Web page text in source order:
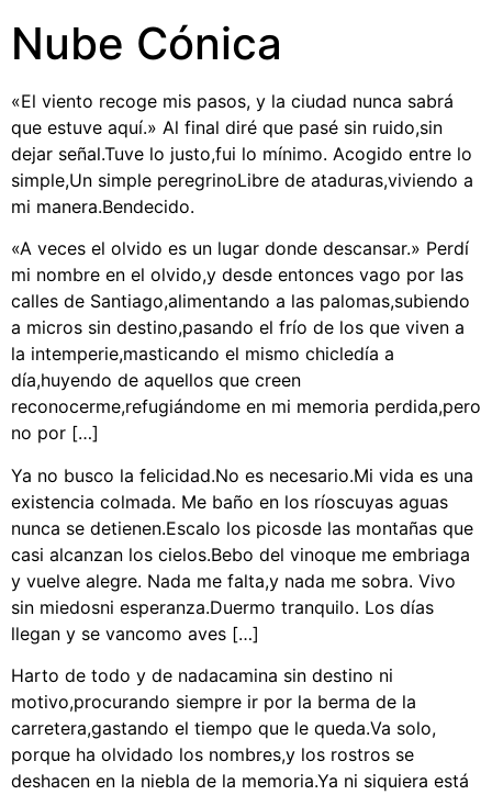
Nube Cónica
«El viento recoge mis pasos, y la ciudad nunca sabrá
que estuve aquí.» Al final diré que pasé sin ruido,sin
dejar señal.Tuve lo justo,fui lo mínimo. Acogido entre lo
simple,Un simple peregrinoLibre de ataduras,viviendo a
mi manera.Bendecido.
«A veces el olvido es un lugar donde descansar.» Perdí
mi nombre en el olvido,y desde entonces vago por las
calles de Santiago,alimentando a las palomas,subiendo
a micros sin destino,pasando el frío de los que viven a
la intemperie,masticando el mismo chicledía a
día,huyendo de aquellos que creen
reconocerme,refugiándome en mi memoria perdida,pero
no por […]
Ya no busco la felicidad.No es necesario.Mi vida es una
existencia colmada. Me baño en los ríoscuyas aguas
nunca se detienen.Escalo los picosde las montañas que
casi alcanzan los cielos.Bebo del vinoque me embriaga
y vuelve alegre. Nada me falta,y nada me sobra. Vivo
sin miedosni esperanza.Duermo tranquilo. Los días
llegan y se vancomo aves […]
Harto de todo y de nadacamina sin destino ni
motivo,procurando siempre ir por la berma de la
carretera,gastando el tiempo que le queda.Va solo,
porque ha olvidado los nombres,y los rostros se
deshacen en la niebla de la memoria.Ya ni siquiera está